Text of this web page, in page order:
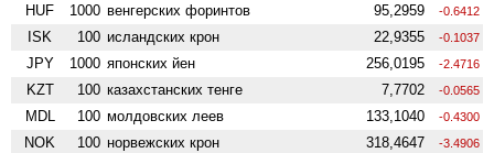
HUF 1000 венгерских форинтов 95,2959 -0.6412
ISK 100 исландских крон 22,9355 -0.1037
JPY 1000 японских йен 256,0195 -2.4716
KZT 100 казахстанских тенге 7,7702 -0.0565
MDL 100 молдовских леев 133,1040 -0.4300
NOK 100 норвежских крон 318,4647 -3.4906